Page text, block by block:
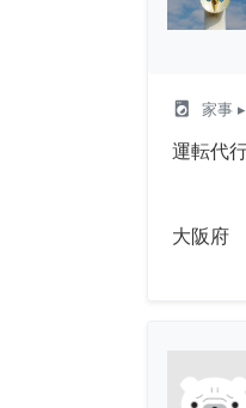
local_laundry_service 家事
運転代
大阪府